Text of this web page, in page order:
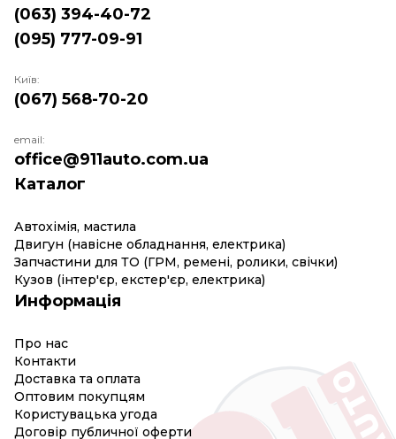
Каталог
Автохімія, мастила
Двигун (навісне обладнання, електрика)
Запчастини для ТО (ГРМ, ремені, ролики, свічки)
Кузов (інтер'єр, екстер'єр, електрика)
Информація
Про нас
Контакти
Доставка та оплата
Оптовим покупцям
Користувацька угода
Договір публичної оферти
(063) 394-40-72
(095) 777-09-91
Київ:
(067) 568-70-20
email:
office@911auto.com.ua